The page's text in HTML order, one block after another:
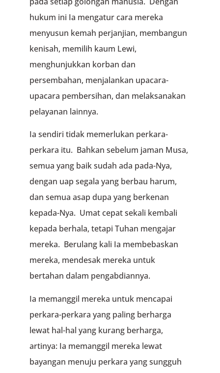
hukum ini Ia mengatur cara mereka
menyusun kemah perjanjian, membangun
kenisah, memilih kaum Lewi,
menghunjukkan korban dan
persembahan, menjalankan upacara-
upacara pembersihan, dan melaksanakan
pelayanan lainnya.
Ia sendiri tidak memerlukan perkara-
perkara itu. Bahkan sebelum jaman Musa,
semua yang baik sudah ada pada-Nya,
dengan uap segala yang berbau harum,
dan semua asap dupa yang berkenan
kepada-Nya. Umat cepat sekali kembali
kepada berhala, tetapi Tuhan mengajar
mereka. Berulang kali Ia membebaskan
mereka, mendesak mereka untuk
bertahan dalam pengabdiannya.
Ia memanggil mereka untuk mencapai
perkara-perkara yang paling berharga
lewat hal-hal yang kurang berharga,
artinya: Ia memanggil mereka lewat
bayangan menuju perkara yang sungguh